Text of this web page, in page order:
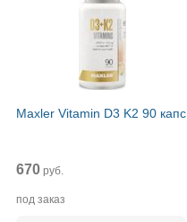
Maxler Vitamin D3 K2 90 капс
670руб.
под заказ